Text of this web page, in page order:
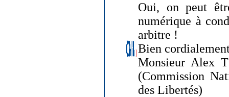
Oui, on peut
numérique à
arbitre !
Bien
Monsieur Alex
(Commission
des Libertés)